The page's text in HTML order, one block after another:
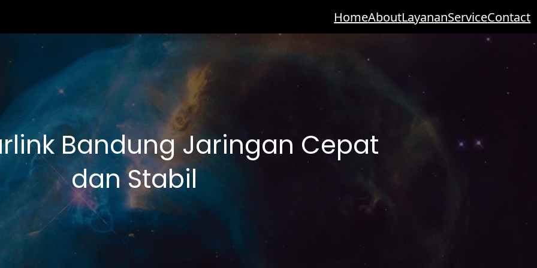
HomeAboutLayananServiceContact
Bandung Jaringan Cepat
dan Stabil